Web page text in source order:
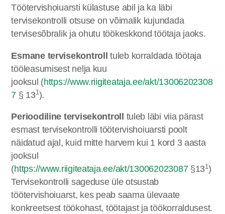
Töötervishoiuarsti külastuse abil ja ka läbi
tervisekontrolli otsuse on võimalik kujundada
tervisesõbralik ja ohutu töökeskkond töötaja jaoks.
Esmane tervisekontroll tuleb korraldada töötaja
tööleasumisest nelja kuu
jooksul (https://www.riigiteataja.ee/akt/13006202308
7 § 131).
Perioodiline tervisekontroll
tuleb läbi viia pärast
esmast tervisekontrolli töötervishoiuarsti poolt
näidatud ajal, kuid mitte harvem kui 1 kord 3 aasta
jooksul
(https://www.riigiteataja.ee/akt/130062023087§131)
Tervisekontrolli sageduse üle otsustab
töötervishoiuarst, kes peab saama ülevaate
konkreetsest töökohast, töötajast ja töökorraldusest.